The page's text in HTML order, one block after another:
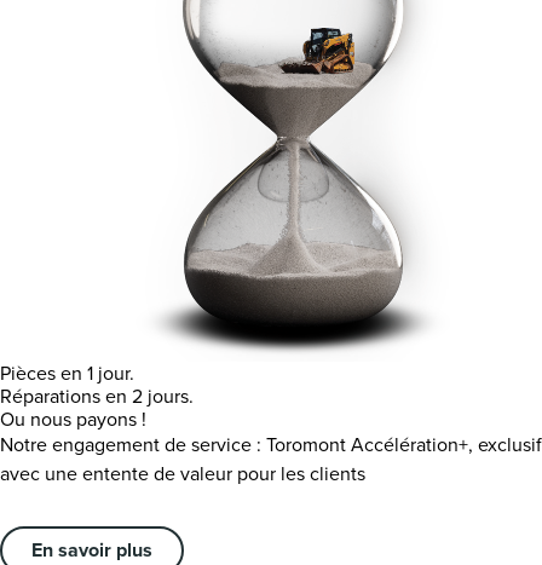
Pièces en 1 jour.
Réparations en 2 jours.
Ou nous payons !
Notre engagement de service : Toromont Accélération+, exclusif
avec une entente de valeur pour les clients
En savoir plus